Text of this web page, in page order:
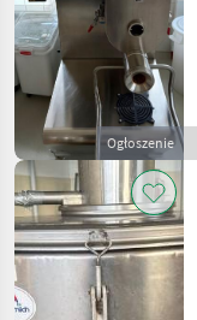
Ogłoszenie